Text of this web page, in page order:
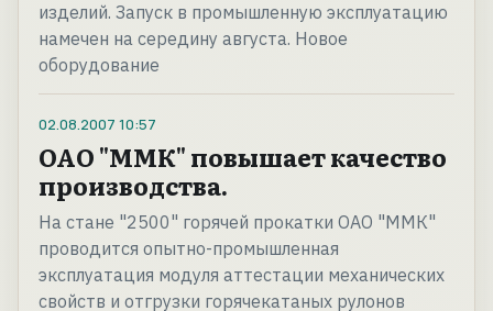
изделий. Запуск в промышленную эксплуатацию
намечен на середину августа. Новое
оборудование
02.08.2007 10:57
ОАО "ММК" повышает качество
производства.
На стане "2500" горячей прокатки ОАО "ММК"
проводится опытно-промышленная
эксплуатация модуля аттестации механических
свойств и отгрузки горячекатаных рулонов